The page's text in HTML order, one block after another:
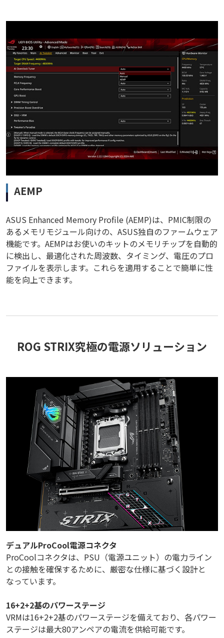
AEMP
ASUS Enhanced Memory Profile (AEMP)は、PMIC制限の
あるメモリモジュール向けの、ASUS独自のファームウェア
機能です。AEMPはお使いのキットのメモリチップを自動的
に検出し、最適化された周波数、タイミング、電圧のプロ
ファイルを表示します。これらを適用することで簡単に性
能を向上できます。
ROG STRIX究極の電源ソリューション
デュアルProCool電源コネクタ
ProCoolコネクタは、PSU（電源ユニット）の電力ライン
との接触を確保するために、厳密な仕様に基づく設計と
なっています。
16+2+2基のパワーステージ
VRMは16+2+2基のパワーステージを備えており、各パワー
ステージは最大80アンペアの電流を供給可能です。